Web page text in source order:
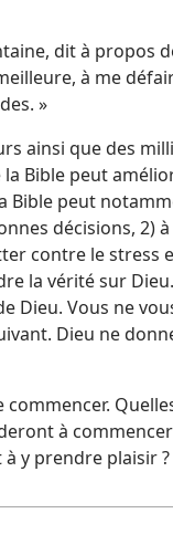
dit à propos
à me
»
ainsi que des
la Bible peut
Bible peut
décisions, 2)
contre le stress
la vérité sur
Dieu. Vous ne
Dieu ne
commencer.
à
y prendre plaisir ?